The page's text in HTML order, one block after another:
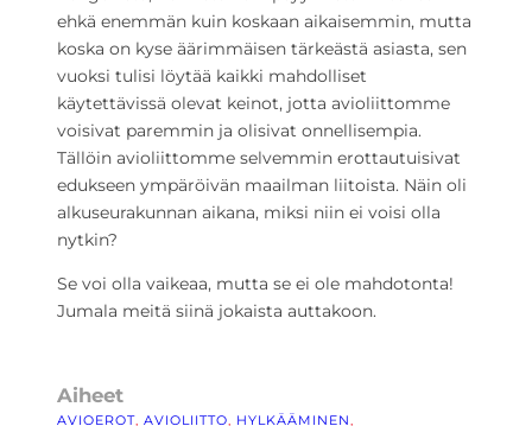
ehkä enemmän kuin koskaan aikaisemmin, mutta
koska on kyse äärimmäisen tärkeästä asiasta, sen
vuoksi tulisi löytää kaikki mahdolliset
käytettävissä olevat keinot, jotta avioliittomme
voisivat paremmin ja olisivat onnellisempia.
Tällöin avioliittomme selvemmin erottautuisivat
edukseen ympäröivän maailman liitoista. Näin oli
alkuseurakunnan aikana, miksi niin ei voisi olla
nytkin?
Se voi olla vaikeaa, mutta se ei ole mahdotonta!
Jumala meitä siinä jokaista auttakoon.
Aiheet
AVIOEROT, AVIOLIITTO, HYLKÄÄMINEN